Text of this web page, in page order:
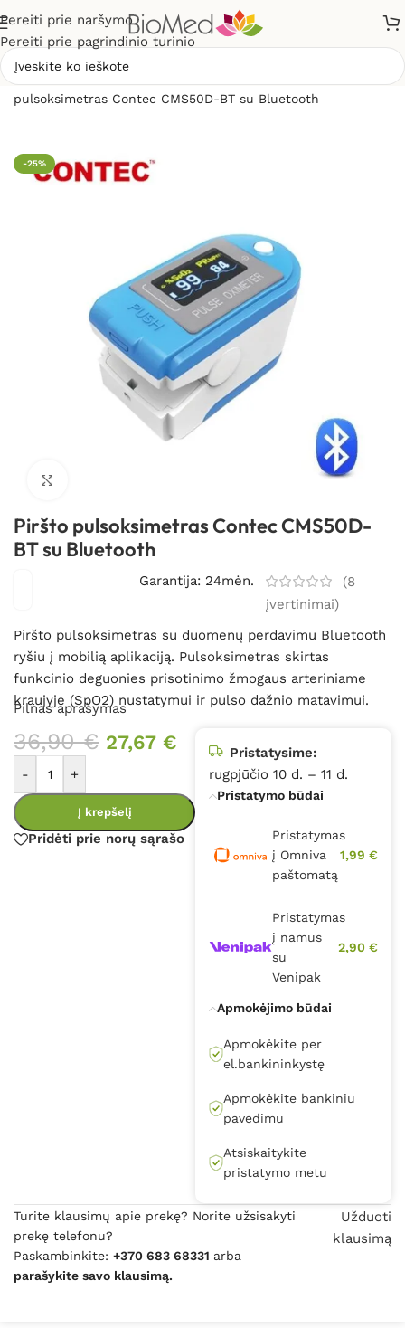
Pereiti prie naršymo
Pereiti prie pagrindinio turinio
pulsoksimetras Contec CMS50D-BT su Bluetooth
-25%
Piršto pulsoksimetras Contec CMS50D-
BT su Bluetooth
Garantija: 24mėn. (8
įvertinimai)
Piršto pulsoksimetras su duomenų perdavimu Bluetooth
ryšiu į mobilią aplikaciją. Pulsoksimetras skirtas
funkcinio deguonies prisotinimo žmogaus arteriniame
kraujyje (SpO2) nustatymui ir pulso dažnio matavimui.
Pilnas aprašymas
36,90€ 27,67 €
- +
Į krepšelį
Pridėti prie norų sąrašo
Pristatysime:
rugpjūčio 10 d. – 11 d.
Pristatymo būdai
Pristatymas
į Omniva
paštomatą
1,99 €
Pristatymas
į namus
su
Venipak
2,90 €
Apmokėjimo būdai
Apmokėkite per
el.bankininkystę
Apmokėkite bankiniu
pavedimu
Atsiskaitykite
pristatymo metu
Turite klausimų apie prekę? Norite užsisakyti
prekę telefonu?
Paskambinkite: +370 683 68331 arba
parašykite savo klausimą.
Užduoti
klausimą